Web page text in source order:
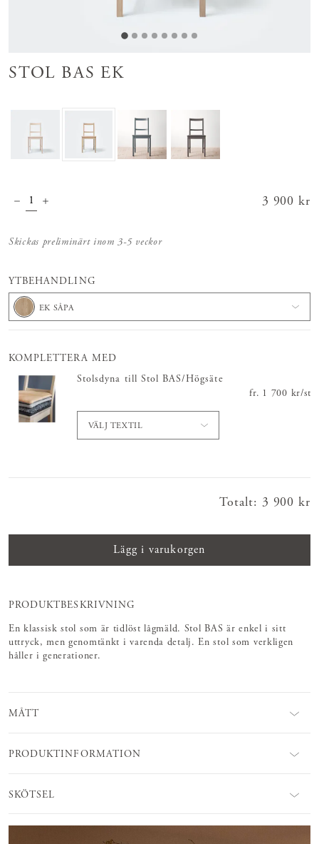
STOL BAS EK
Pris:
3 900 kr
Skickas preliminärt inom 3-5 veckor
YTBEHANDLING
EK SÅPA
KOMPLETTERA MED
Stolsdyna till Stol BAS/Högsäte
fr. Pris:1 700
1 700 kr/st
VÄLJ TEXTIL
Totalt: Pris:
3 900 kr
Lägg i varukorgen
PRODUKTBESKRIVNING
En klassisk stol som är tidlöst lågmäld. Stol BAS är enkel i sitt
uttryck, men genomtänkt i varenda detalj. En stol som verkligen
håller i generationer.
MÅTT
PRODUKTINFORMATION
SKÖTSEL